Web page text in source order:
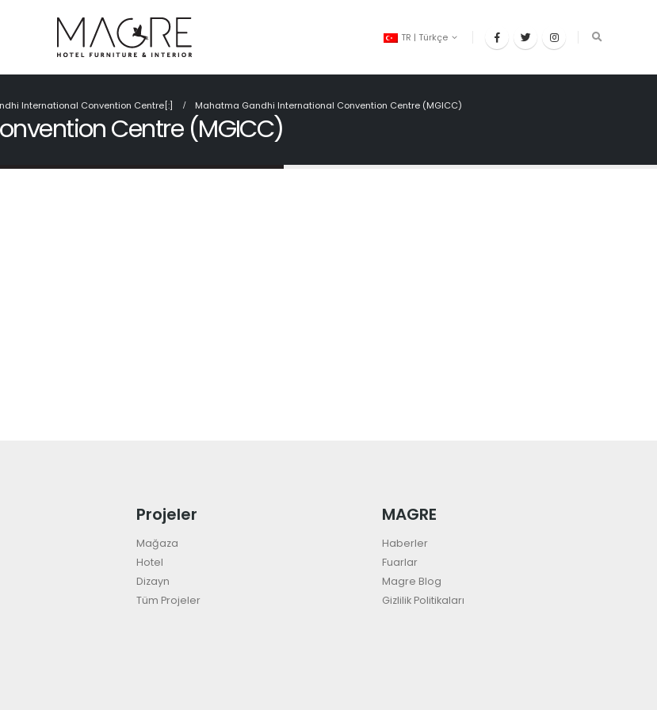
TR | Türkçe
International Convention Centre[:] Mahatma Gandhi International Convention Centre (MGICC)
Centre (MGICC)
Projeler
Mağaza
Hotel
Dizayn
Tüm Projeler
MAGRE
Haberler
Fuarlar
Magre Blog
Gizlilik Politikaları